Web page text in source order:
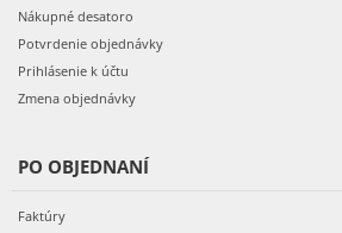
Nákupné desatoro
Potvrdenie objednávky
Prihlásenie k účtu
Zmena objednávky
PO OBJEDNANÍ
Faktúry